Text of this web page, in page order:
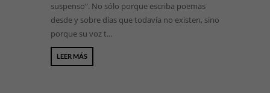
suspenso”. No sólo porque escriba poemas
desde y sobre días que todavía no existen, sino
porque su voz t...
LEER MÁS